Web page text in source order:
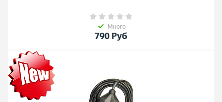
Много
790 Руб